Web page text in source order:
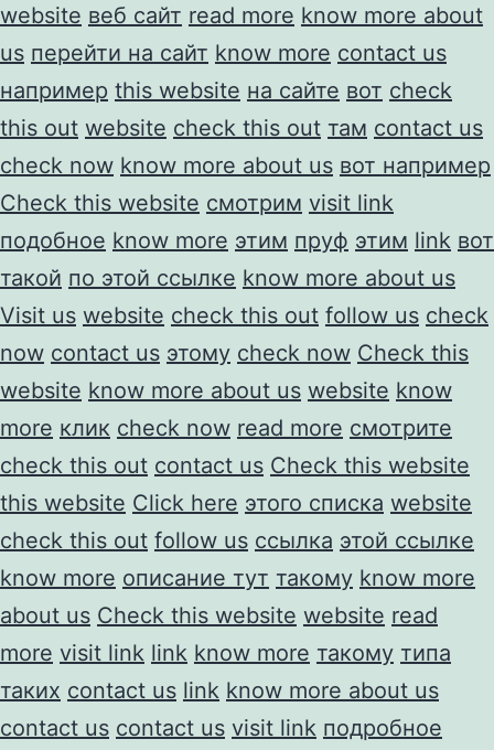
website веб сайт read more know more about
us перейти на сайт know more contact us
например this website на сайте вот check
this out website check this out там contact us
check now know more about us вот например
Check this website смотрим visit link
подобное know more этим пруф этим link вот
такой по этой ссылке know more about us
Visit us website check this out follow us check
now contact us этому check now Check this
website know more about us website know
more клик check now read more смотрите
check this out contact us Check this website
this website Click here этого списка website
check this out follow us ссылка этой ссылке
know more описание тут такому know more
about us Check this website website read
more visit link link know more такому типа
таких contact us link know more about us
contact us contact us visit link подробное